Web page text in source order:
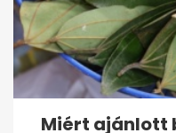
Miért ajánlott